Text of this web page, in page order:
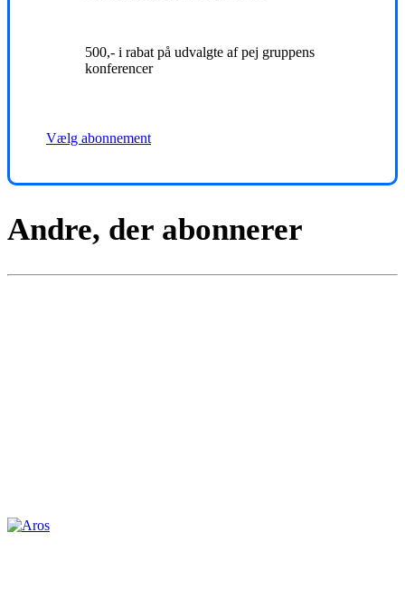
500,- i rabat på udvalgte af pej gruppens
konferencer
Vælg abonnement
Andre, der abonnerer